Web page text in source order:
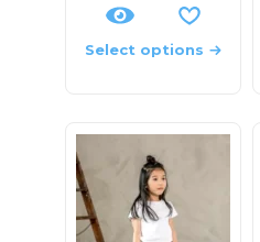
Select options